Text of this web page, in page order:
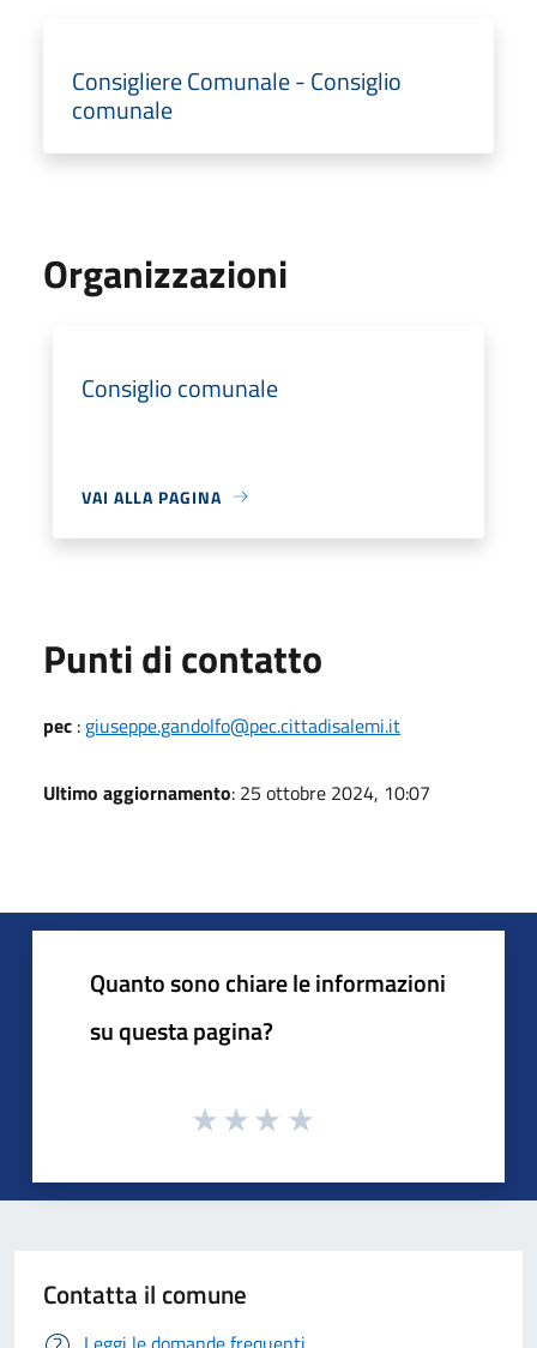
Consigliere Comunale - Consiglio
comunale
Organizzazioni
Consiglio comunale
VAI ALLA PAGINA
Punti di contatto
pec : giuseppe.gandolfo@pec.cittadisalemi.it
Ultimo aggiornamento: 25 ottobre 2024, 10:07
Quanto sono chiare le informazioni
su questa pagina?
Contatta il comune